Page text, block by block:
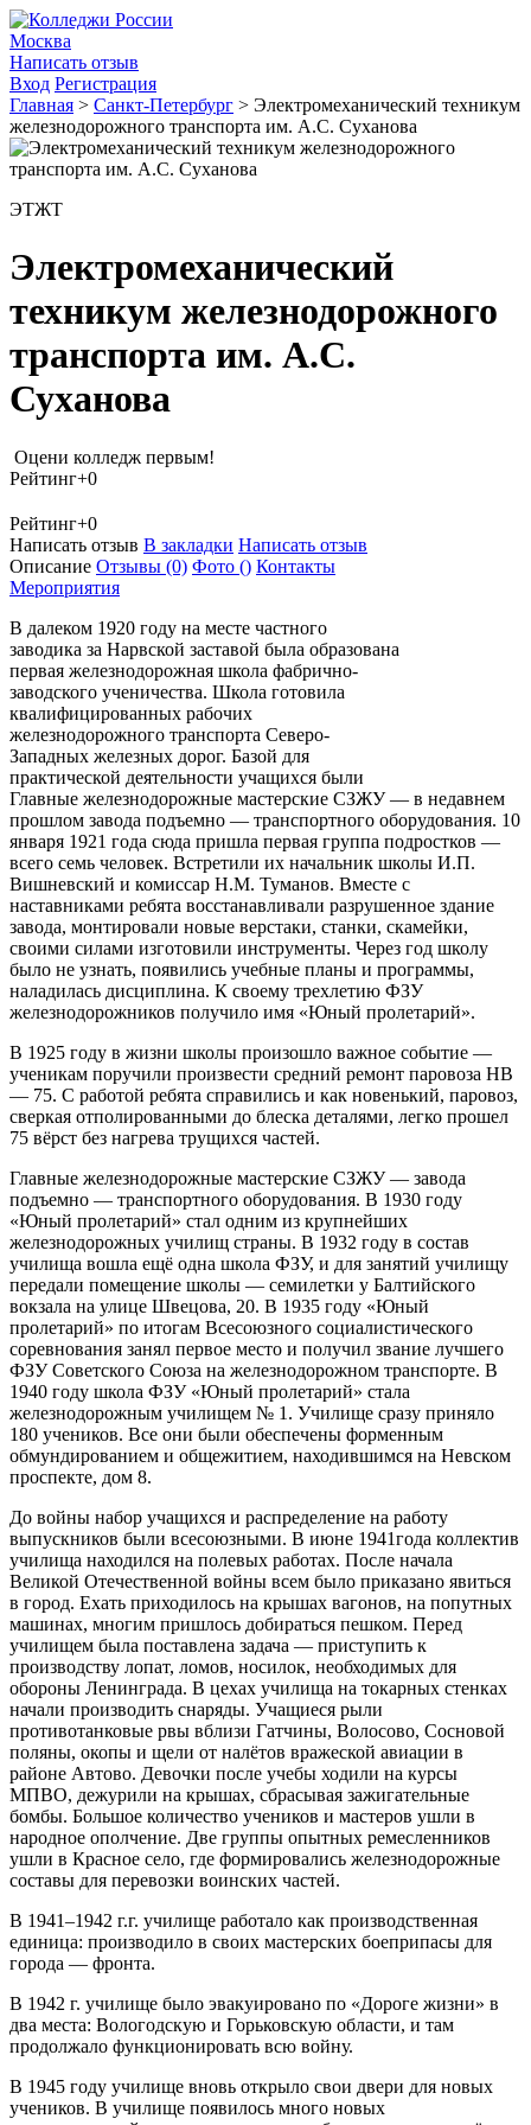
Москва
Написать отзыв
Вход Регистрация
Главная > Санкт-Петербург > Электромеханический техникум
железнодорожного транспорта им. А.С. Суханова
ЭТЖТ
Электромеханический
техникум железнодорожного
транспорта им. А.С.
Суханова
Оцени колледж первым!
Рейтинг+0
Рейтинг+0
Написать отзыв В закладки Написать отзыв
Описание Отзывы (0) Фото () Контакты
Мероприятия
В далеком 1920 году на месте частного
заводика за Нарвской заставой была образована
первая железнодорожная школа фабрично-
заводского ученичества. Школа готовила
квалифицированных рабочих
железнодорожного транспорта Северо-
Западных железных дорог. Базой для
практической деятельности учащихся были
Главные железнодорожные мастерские СЗЖУ — в недавнем
прошлом завода подъемно — транспортного оборудования. 10
января 1921 года сюда пришла первая группа подростков —
всего семь человек. Встретили их начальник школы И.П.
Вишневский и комиссар Н.М. Туманов. Вместе с
наставниками ребята восстанавливали разрушенное здание
завода, монтировали новые верстаки, станки, скамейки,
своими силами изготовили инструменты. Через год школу
было не узнать, появились учебные планы и программы,
наладилась дисциплина. К своему трехлетию ФЗУ
железнодорожников получило имя «Юный пролетарий».
В 1925 году в жизни школы произошло важное событие —
ученикам поручили произвести средний ремонт паровоза НВ
— 75. С работой ребята справились и как новенький, паровоз,
сверкая отполированными до блеска деталями, легко прошел
75 вёрст без нагрева трущихся частей.
Главные железнодорожные мастерские СЗЖУ — завода
подъемно — транспортного оборудования. В 1930 году
«Юный пролетарий» стал одним из крупнейших
железнодорожных училищ страны. В 1932 году в состав
училища вошла ещё одна школа ФЗУ, и для занятий училищу
передали помещение школы — семилетки у Балтийского
вокзала на улице Швецова, 20. В 1935 году «Юный
пролетарий» по итогам Всесоюзного социалистического
соревнования занял первое место и получил звание лучшего
ФЗУ Советского Союза на железнодорожном транспорте. В
1940 году школа ФЗУ «Юный пролетарий» стала
железнодорожным училищем № 1. Училище сразу приняло
180 учеников. Все они были обеспечены форменным
обмундированием и общежитием, находившимся на Невском
проспекте, дом 8.
До войны набор учащихся и распределение на работу
выпускников были всесоюзными. В июне 1941года коллектив
училища находился на полевых работах. После начала
Великой Отечественной войны всем было приказано явиться
в город. Ехать приходилось на крышах вагонов, на попутных
машинах, многим пришлось добираться пешком. Перед
училищем была поставлена задача — приступить к
производству лопат, ломов, носилок, необходимых для
обороны Ленинграда. В цехах училища на токарных стенках
начали производить снаряды. Учащиеся рыли
противотанковые рвы вблизи Гатчины, Волосово, Сосновой
поляны, окопы и щели от налётов вражеской авиации в
районе Автово. Девочки после учебы ходили на курсы
МПВО, дежурили на крышах, сбрасывая зажигательные
бомбы. Большое количество учеников и мастеров ушли в
народное ополчение. Две группы опытных ремесленников
ушли в Красное село, где формировались железнодорожные
составы для перевозки воинских частей.
В 1941–1942 г.г. училище работало как производственная
единица: производило в своих мастерских боеприпасы для
города — фронта.
В 1942 г. училище было эвакуировано по «Дороге жизни» в
два места: Вологодскую и Горьковскую области, и там
продолжало функционировать всю войну.
В 1945 году училище вновь открыло свои двери для новых
учеников. В училище появилось много новых